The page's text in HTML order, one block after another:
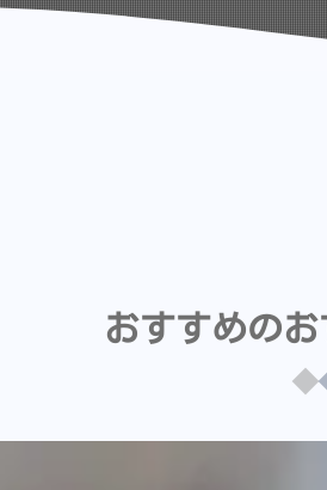
おすすめの